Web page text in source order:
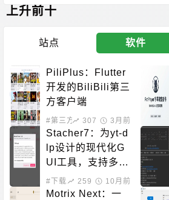
上升前十
站点 软件
PiliPlus：Flutter
开发的BiliBili第三
方客户端
#第三方客户端
307 3月前
Stacher7：为yt-d
lp设计的现代化G
UI工具，支持多平
台
#下载工具259 10月前
Motrix Next：一